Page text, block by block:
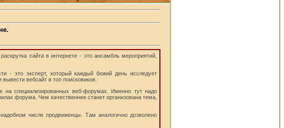
сайта в интернете - это ансамбль мероприятий,
- это эксперт, который каждый божий день исследует
вебсайт в топ поисковиков.
на специализированных веб-форумах. Именно тут надо
форума. Чем качественнее станет организована тема,
числе продвиженцы. Там аналогично дозволено